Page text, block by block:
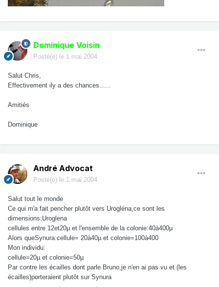
Dominique Voisin
Posté(e) le 1 mai 2004
Salut Chris,
Effectivement ily a des chances......
Amitiés
Dominique
André Advocat
Posté(e) le 1 mai 2004
Salut tout le monde
Ce qui m'a fait pencher plutôt vers Urogléna,ce sont les
dimensions:Uroglena
cellules entre 12et20µ et l'ensemble de la colonie:40à400µ
Alors queSynura:cellule= 20à40µ et colonie=100à400
Mon individu:
cellule=20µ et colonie=50µ
Par contre les écailles dont parle Bruno,je n'en ai pas vu et (les
écailles)porteraient plutôt sur Synura